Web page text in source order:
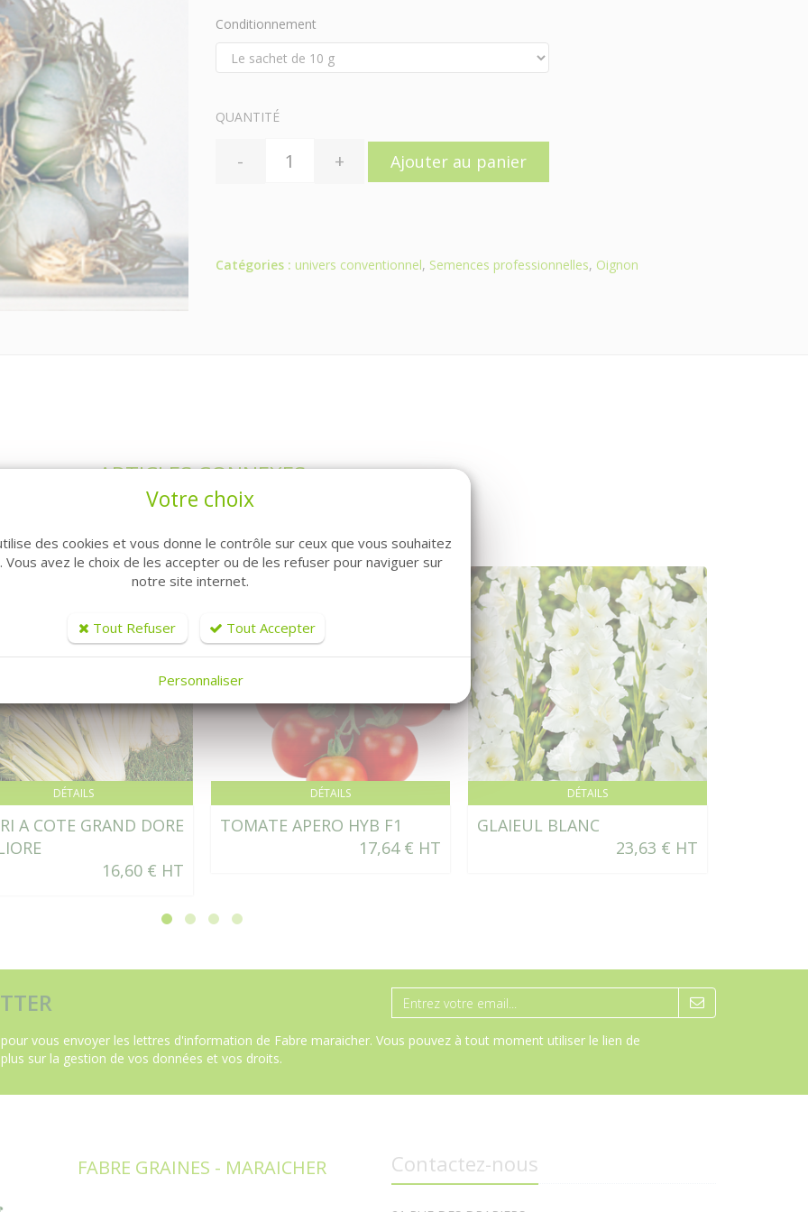
Conditionnement
QUANTITÉ
- + Ajouter au panier
Catégories : univers conventionnel, Semences professionnelles, Oignon
ARTICLES CONNEXES
DÉTAILS
A COTE GRAND DORE
16,60 € HT
DÉTAILS
TOMATE APERO HYB F1
17,64 € HT
DÉTAILS
GLAIEUL BLANC
23,63 € HT
vous envoyer les lettres d'information de Fabre maraicher. Vous pouvez à tout moment utiliser le lien de
sur la gestion de vos données et vos droits.
FABRE GRAINES - MARAICHER Contactez-nous
Votre choix
des cookies et vous donne le contrôle sur ceux que vous souhaitez
Vous avez le choix de les accepter ou de les refuser pour naviguer sur
notre site internet.
Tout Refuser Tout Accepter
Personnaliser